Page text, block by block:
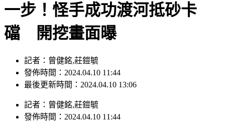
一步！怪手成功渡河抵砂卡
礑 開挖畫面曝
記者：曾健銘,莊鎧毓
發佈時間：2024.04.10 11:44
最後更新時間：2024.04.10 13:06
記者 ： 曾健銘,莊鎧毓
發佈時間： 2024.04.10 11:44